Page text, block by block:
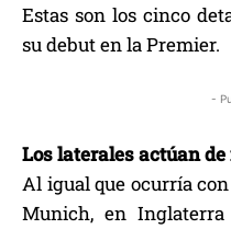
Estas son los cinco
su debut en la Premier.
-
Los laterales actúan
Al igual que ocurría
Munich, en